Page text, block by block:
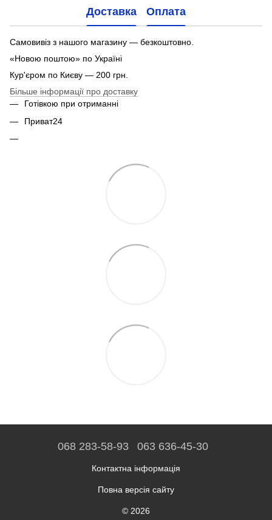
Доставка Оплата
Самовивіз з нашого магазину — безкоштовно.
«Новою поштою» по Україні
Кур'єром по Києву — 200 грн.
Більше інформації про доставку
Готівкою при отриманні
Приват24
068 283-58-93 063 636-45-30
Контактна інформація
Повна версія сайту
© 2026